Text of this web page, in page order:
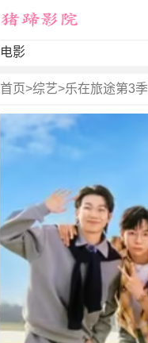
电影
首页>综艺>乐在旅途第3季